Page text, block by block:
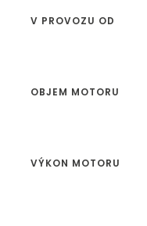
V PROVOZU OD
OBJEM MOTORU
VÝKON MOTORU